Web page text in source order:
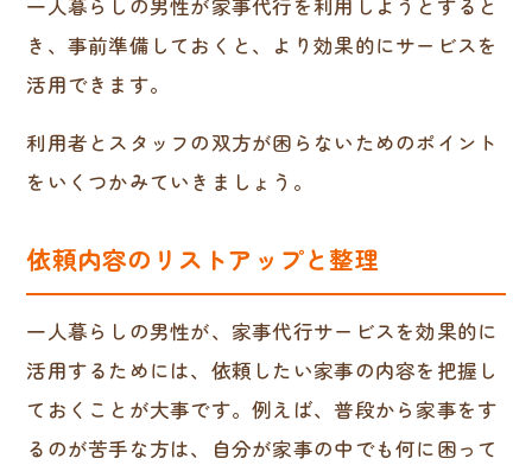
一人暮らしの男性が家事代行を利用しようとすると
き、事前準備しておくと、より効果的にサービスを
活用できます。
利用者とスタッフの双方が困らないためのポイント
をいくつかみていきましょう。
依頼内容のリストアップと整理
一人暮らしの男性が、家事代行サービスを効果的に
活用するためには、依頼したい家事の内容を把握し
ておくことが大事です。例えば、普段から家事をす
るのが苦手な方は、自分が家事の中でも何に困って